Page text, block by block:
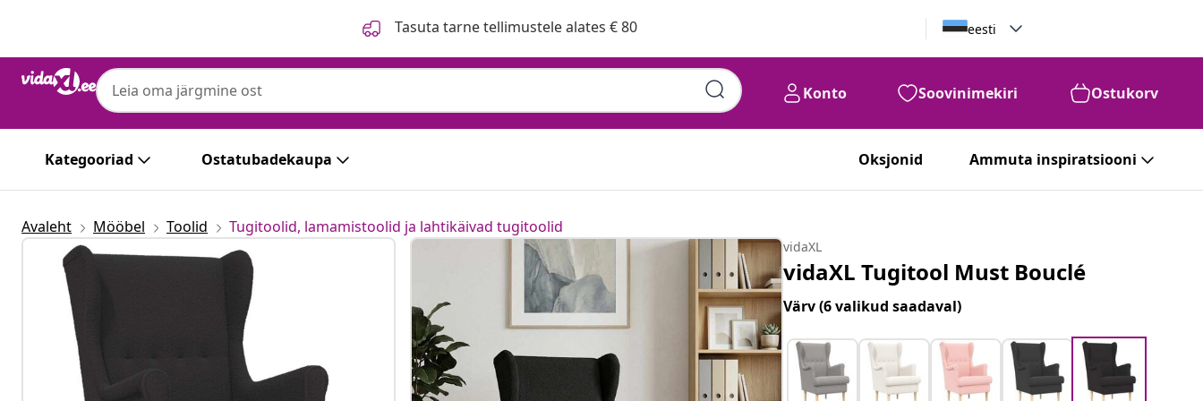
Tasuta tarne tellimustele alates € 80 eesti
Konto Soovinimekiri Ostukorv
Kategooriad Ostatubadekaupa Oksjonid Ammuta inspiratsiooni
Avaleht Mööbel Toolid Tugitoolid, lamamistoolid ja lahtikäivad tugitoolid
vidaXL
vidaXL Tugitool Must Bouclé
Värv(6 valikud saadaval)